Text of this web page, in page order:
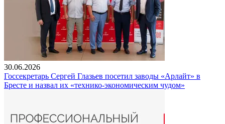
30.06.2026
Госсекретарь Сергей Глазьев посетил заводы «Арлайт» в
Бресте и назвал их «технико-экономическим чудом»